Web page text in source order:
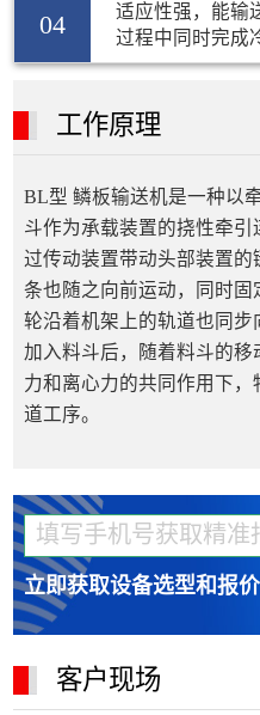
04
适应性强，能输
过程中同时完成
工作原理
BL型 鳞板输送机是一种以
斗作为承载装置的挠性牵
过传动装置带动头部装置
条也随之向前运动，同时
轮沿着机架上的轨道也同
加入料斗后，随着料斗的
力和离心力的共同作用下
道工序。
立即获取设备选型和报价
客户现场